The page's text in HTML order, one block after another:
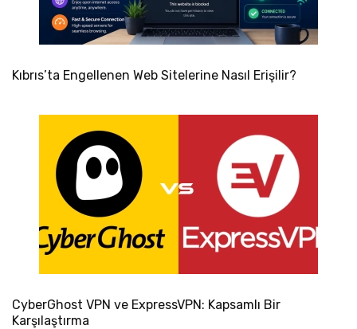
Kıbrıs’ta Engellenen Web Sitelerine Nasıl Erişilir?
CyberGhost VPN ve ExpressVPN: Kapsamlı Bir
Karşılaştırma